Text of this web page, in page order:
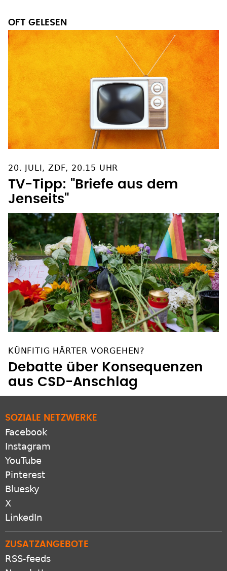
OFT GELESEN
20. JULI, ZDF, 20.15 UHR
TV-Tipp: "Briefe aus dem
Jenseits"
KÜNFITIG HÄRTER VORGEHEN?
Debatte über Konsequenzen
aus CSD-Anschlag
SOZIALE NETZWERKE
Facebook
Instagram
YouTube
Pinterest
Bluesky
X
LinkedIn
ZUSATZANGEBOTE
RSS-feeds